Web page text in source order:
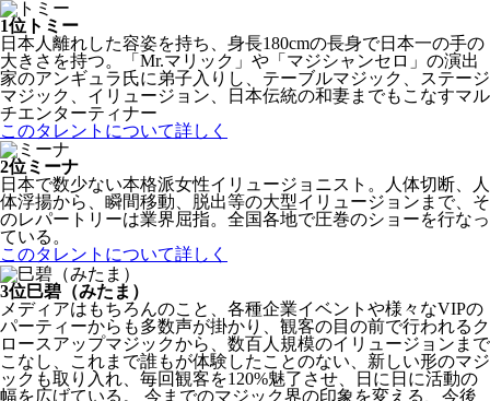
1位 トミー
日本人離れした容姿を持ち、身長180cmの長身で日本一の手の
大きさを持つ。「Mr.マリック」や「マジシャンセロ」の演出
家のアンギュラ氏に弟子入りし、テーブルマジック、ステージ
マジック、イリュージョン、日本伝統の和妻までもこなすマル
チエンターティナー
このタレントについて詳しく
2位ミーナ
日本で数少ない本格派女性イリュージョニスト。人体切断、人
体浮揚から、瞬間移動、脱出等の大型イリュージョンまで、そ
のレパートリーは業界屈指。全国各地で圧巻のショーを行なっ
ている。
このタレントについて詳しく
3位巳碧（みたま）
メディアはもちろんのこと、各種企業イベントや様々なVIPの
パーティーからも多数声が掛かり、観客の目の前で行われるク
ロースアップマジックから、数百人規模のイリュージョンまで
こなし、これまで誰もが体験したことのない、新しい形のマジ
ックも取り入れ、毎回観客を120%魅了させ、日に日に活動の
幅を広げている。 今までのマジック界の印象を変える、今後